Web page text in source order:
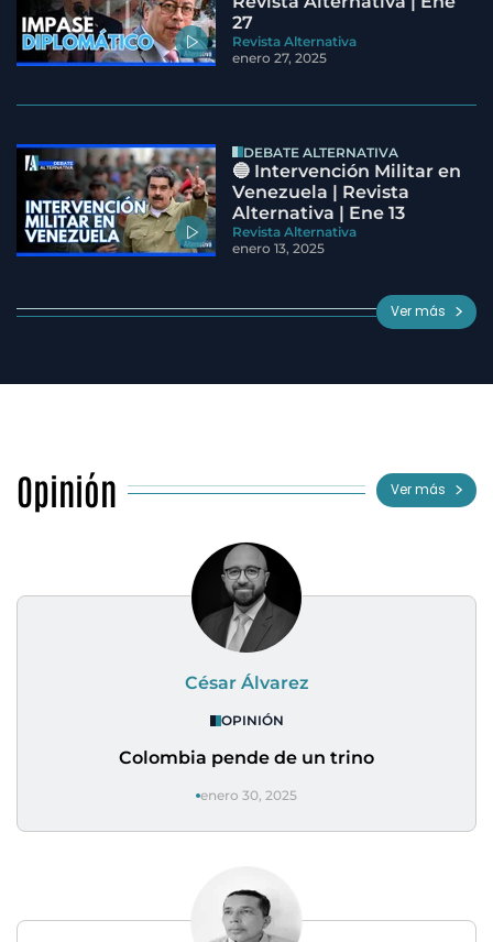
27
Revista Alternativa
enero 27, 2025
DEBATE ALTERNATIVA
🔵 Intervención Militar en
Venezuela | Revista
Alternativa | Ene 13
Revista Alternativa
enero 13, 2025
Ver más
Opinión Ver más
César Álvarez
OPINIÓN
Colombia pende de un trino
enero 30, 2025